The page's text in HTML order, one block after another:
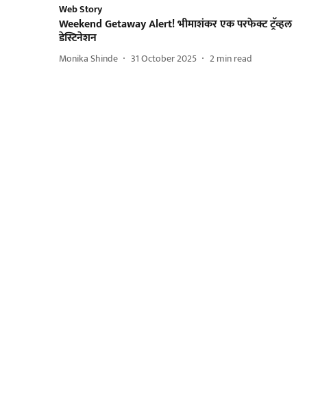
Web Story
Weekend Getaway Alert! भीमाशंकर एक परफेक्ट ट्रॅव्हल
डेस्टिनेशन
Monika Shinde 31 October 2025 2min read